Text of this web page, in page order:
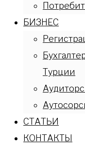
БИЗНЕС
Турции
СТАТЬИ
КОНТАКТЫ